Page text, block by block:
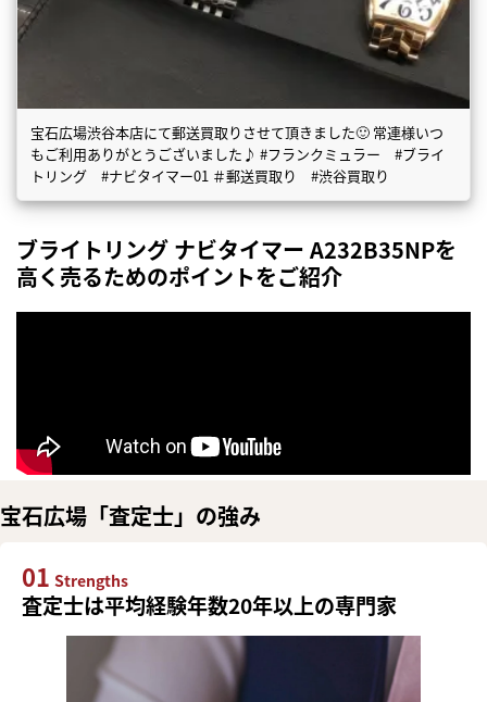
宝石広場渋谷本店にて郵送買取りさせて頂きました🙂 常連様いつ
もご利用ありがとうございました♪ #フランクミュラー #ブライ
トリング #ナビタイマー01 ＃郵送買取り #渋谷買取り
ブライトリング ナビタイマー A232B35NPを
高く売るためのポイントをご紹介
宝石広場「査定士」の強み
01 Strengths
査定士は平均経験年数20年以上の専門家